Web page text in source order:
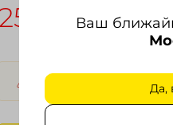
Ваш
Да,
₽
Продажа до